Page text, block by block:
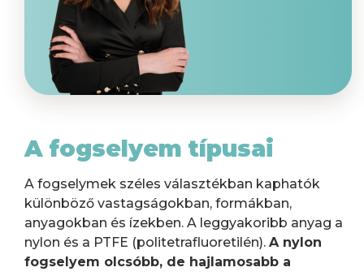
A fogselyem típusai
A fogselymek széles választékban kaphatók
különböző vastagságokban, formákban,
anyagokban és ízekben. A leggyakoribb anyag a
nylon és a PTFE (politetrafluoretilén). A nylon
fogselyem olcsóbb, de hajlamosabb a